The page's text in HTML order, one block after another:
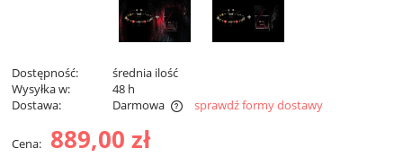
Dostępność:
średnia ilość
Wysyłka w:
48 h
Dostawa:
Darmowa
sprawdź formy dostawy
Cena: 889,00 zł